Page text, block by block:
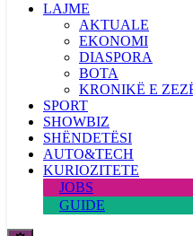
LAJME
AKTUALE
EKONOMI
DIASPORA
BOTA
KRONIKË E
SPORT
SHOWBIZ
SHËNDETËSI
AUTO&TECH
KURIOZITETE
JOBS
GUIDE